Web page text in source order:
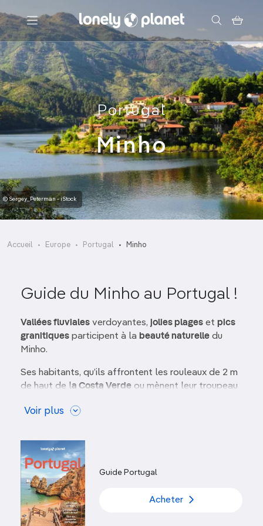
Menu
Votre recherche
Portugal
Minho
© Sergey_Peterman - iStock
Accueil Europe Portugal Minho
Guide du Minho au Portugal !
Vallées fluviales verdoyantes, jolies plages et pics
granitiques participent à la beauté naturelle du
Minho.
Ses habitants, qu’ils affrontent les rouleaux de 2 m
de haut de la Costa Verde ou mènent leur troupeau
leur région. Forte d’un
cœur de superbes cités anciennes, cette contrée
n’est-elle pas, après tout, le
de Portugal?
Et que dire duvinho verde
issu des vignobles qui se déploient sur des
kilomètres de berges, de coteaux et autour de
Voir plus
Guide Portugal
Acheter